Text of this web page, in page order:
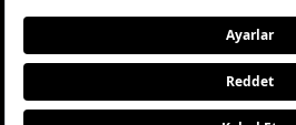
© Big Medya Teknoloji A.Ş.
Caddesi No:27/1
Aydınlatma
Copyright © 2026 - Tüm